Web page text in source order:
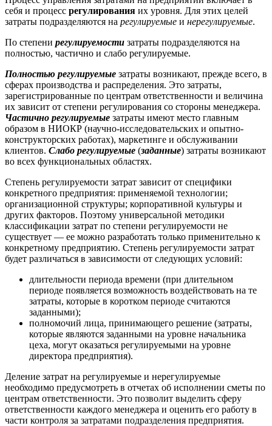
себя и процесс регулирования их уровня. Для этих целей
затраты подразделяются на регулируемые и нерегулируемые.
По степени регулируемости затраты подразделяются на
полностью, частично и слабо регулируемые.
Полностью регулируемые затраты возникают, прежде всего, в
сферах производства и распределения. Это затраты,
зарегистрированные по центрам ответственности и величина
их зависит от степени регулирования со стороны менеджера.
Частично регулируемые затраты имеют место главным
образом в НИОКР (научно-исследовательских и опытно-
конструкторских работах), маркетинге и обслуживании
клиентов. Слабо регулируемые (заданные) затраты возникают
во всех функциональных областях.
Степень регулируемости затрат зависит от специфики
конкретного предприятия: применяемой технологии;
организационной структуры; корпоративной культуры и
других факторов. Поэтому универсальной методики
классификации затрат по степени регулируемости не
существует — ее можно разработать только применительно к
конкретному предприятию. Степень регулируемости затрат
будет различаться в зависимости от следующих условий:
длительности периода времени (при длительном
периоде появляется возможность воздействовать на те
затраты, которые в коротком периоде считаются
заданными);
полномочий лица, принимающего решение (затраты,
которые являются заданными на уровне начальника
цеха, могут оказаться регулируемыми на уровне
директора предприятия).
Деление затрат на регулируемые и нерегулируемые
необходимо предусмотреть в отчетах об исполнении сметы по
центрам ответственности. Это позволит выделить сферу
ответственности каждого менеджера и оценить его работу в
части контроля за затратами подразделения предприятия.